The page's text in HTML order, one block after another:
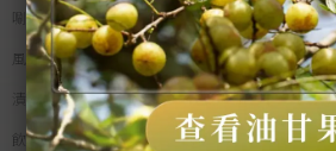
唰嘴零食
風味佐料
漬物乾貨
飲品沖調